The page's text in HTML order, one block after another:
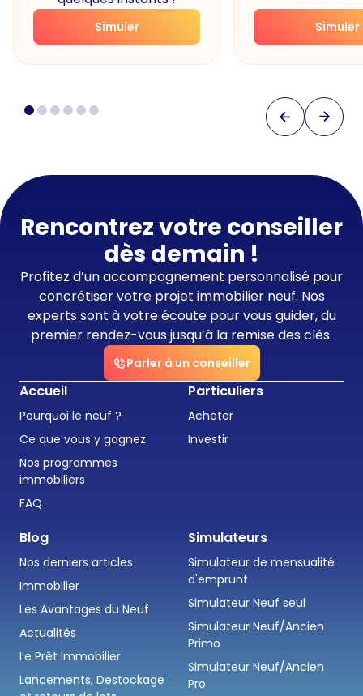
Simuler Simuler
Rencontrez votre conseiller
dès demain !
Profitez d’un accompagnement personnalisé pour
concrétiser votre projet immobilier neuf. Nos
experts sont à votre écoute pour vous guider, du
premier rendez-vous jusqu’à la remise des clés.
Parler à un conseiller
Accueil
Pourquoi le neuf ?
Ce que vous y gagnez
Nos programmes
immobiliers
FAQ
Particuliers
Acheter
Investir
Blog
Nos derniers articles
Immobilier
Les Avantages du Neuf
Actualités
Le Prêt Immobilier
Lancements, Destockage
Simulateurs
Simulateur de mensualité
d'emprunt
Simulateur Neuf seul
Simulateur Neuf/Ancien
Primo
Simulateur Neuf/Ancien
Pro